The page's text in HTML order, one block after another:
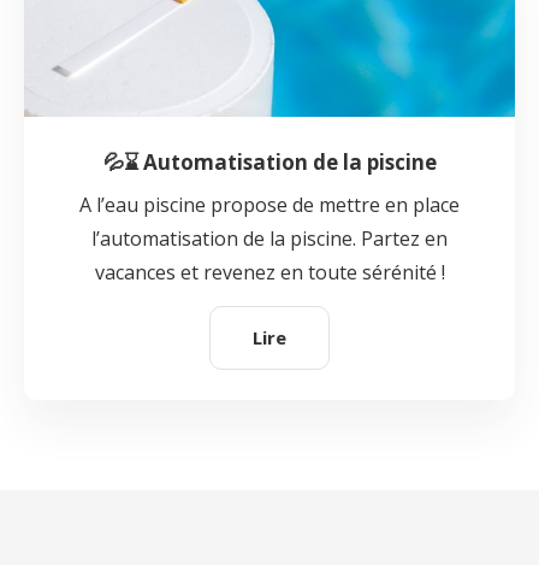
💦⌛ Automatisation de la piscine
A l’eau piscine propose de mettre en place
l’automatisation de la piscine. Partez en
vacances et revenez en toute sérénité !
Lire